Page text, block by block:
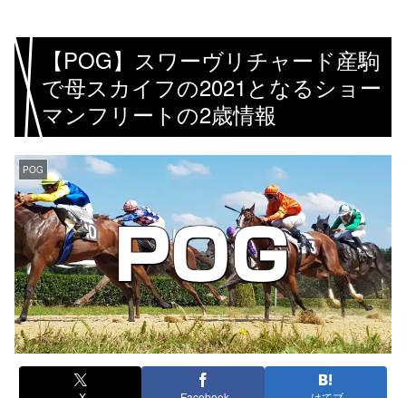
【POG】スワーヴリチャード産駒
で母スカイフの2021となるショー
マンフリートの2歳情報
POG